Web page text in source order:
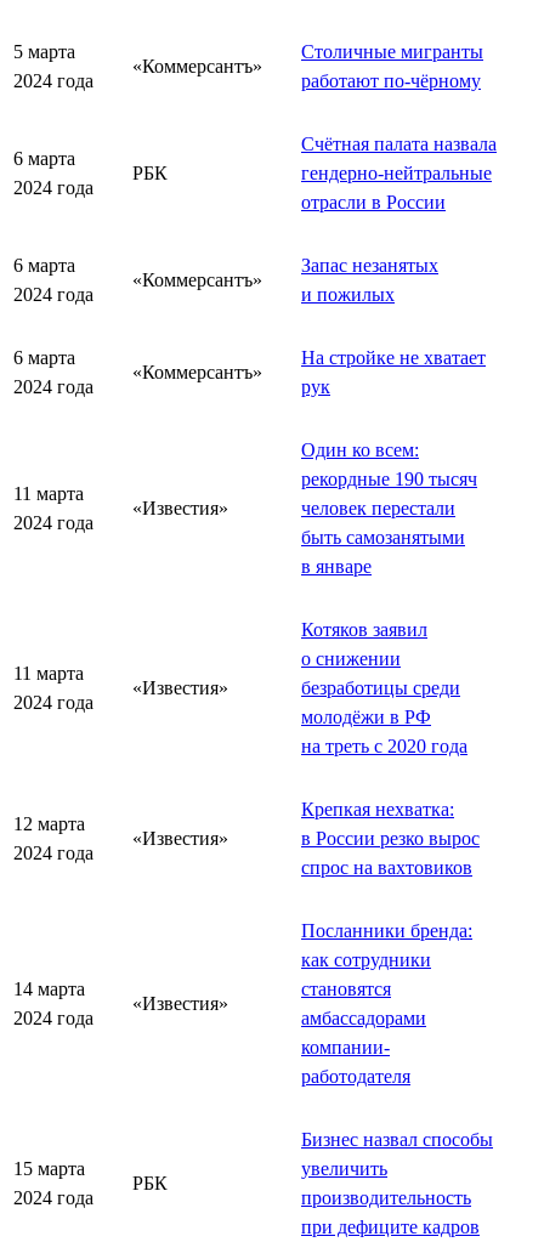
5 марта
2024 года
«Коммерсантъ»
Столичные мигранты
работают по-чёрному
6 марта
2024 года
РБК
Счётная палата назвала
гендерно-нейтральные
отрасли в России
6 марта
2024 года
«Коммерсантъ»
Запас незанятых
и пожилых
6 марта
2024 года
«Коммерсантъ»
На стройке не хватает
рук
11 марта
2024 года
«Известия»
Один ко всем:
рекордные 190 тысяч
человек перестали
быть самозанятыми
в январе
11 марта
2024 года
«Известия»
Котяков заявил
о снижении
безработицы среди
молодёжи в РФ
на треть с 2020 года
12 марта
2024 года
«Известия»
Крепкая нехватка:
в России резко вырос
спрос на вахтовиков
14 марта
2024 года
«Известия»
Посланники бренда:
как сотрудники
становятся
амбассадорами
компании-
работодателя
15 марта
2024 года
РБК
Бизнес назвал способы
увеличить
производительность
при дефиците кадров